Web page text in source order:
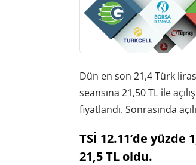
Dün en son 21,4 Türk
seansına 21,50 TL ile
fiyatlandı. Sonrasında
TSİ 12.11’de
21,5 TL oldu.